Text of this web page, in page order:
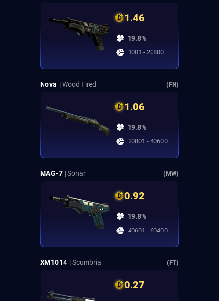
1.46
19.8%
1001 - 20800
Nova | Wood Fired (FN)
1.06
19.8%
20801 - 40600
MAG-7 | Sonar (MW)
0.92
19.8%
40601 - 60400
XM1014 | Scumbria (FT)
0.27